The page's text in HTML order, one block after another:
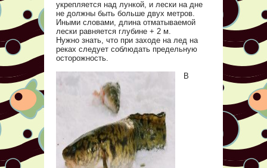
укрепляется над лункой, и лески на дне
не должны быть больше двух метров.
Иными словами, длина отматываемой
лески равняется глубине + 2 м.
Нужно знать, что при заходе на лед на
реках следует соблюдать предельную
осторожность.
В